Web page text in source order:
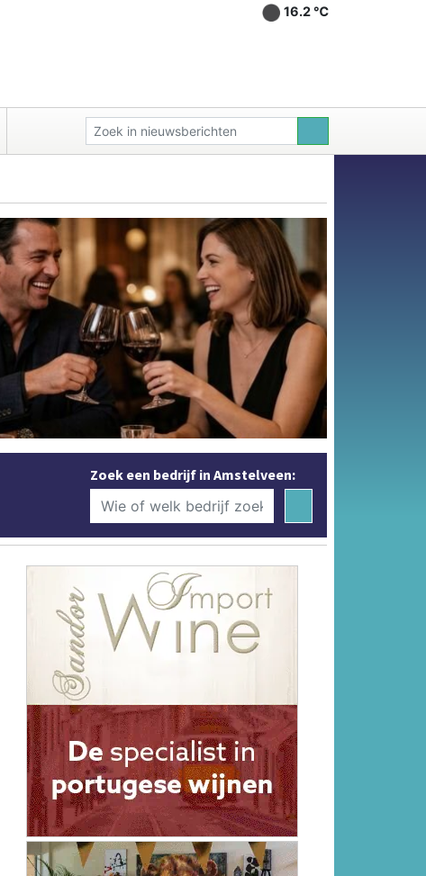
16.2 ℃
Zoek een bedrijf in Amstelveen: